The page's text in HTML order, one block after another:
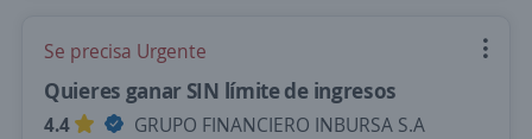
Se precisa Urgente
Quieres ganar SIN límite de ingresos
4.4
GRUPO FINANCIERO INBURSA S.A